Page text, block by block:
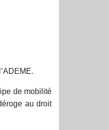
de mobilité
au droit